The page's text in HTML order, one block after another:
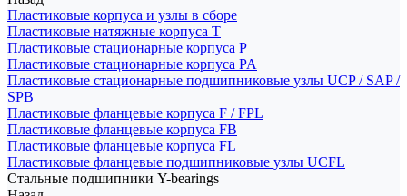
Пластиковые корпуса и узлы в сборе
Пластиковые натяжные корпуса T
Пластиковые стационарные корпуса P
Пластиковые стационарные корпуса PA
Пластиковые стационарные подшипниковые узлы UCP / SAP /
SPB
Пластиковые фланцевые корпуса F / FPL
Пластиковые фланцевые корпуса FB
Пластиковые фланцевые корпуса FL
Пластиковые фланцевые подшипниковые узлы UCFL
Стальные подшипники Y-bearings